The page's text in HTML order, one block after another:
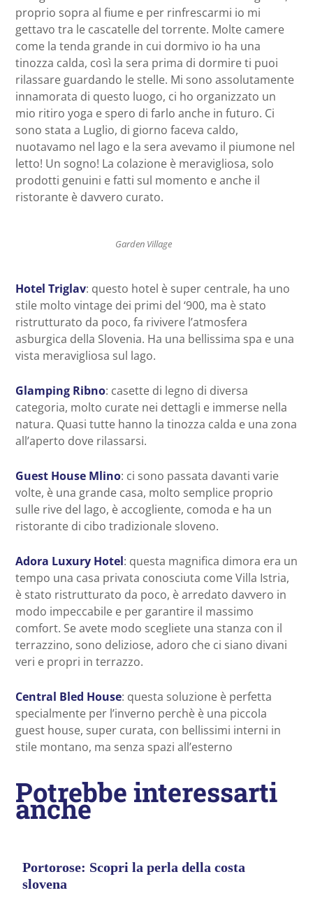
proprio sopra al fiume e per rinfrescarmi io mi
gettavo tra le cascatelle del torrente. Molte camere
come la tenda grande in cui dormivo io ha una
tinozza calda, così la sera prima di dormire ti puoi
rilassare guardando le stelle. Mi sono assolutamente
innamorata di questo luogo, ci ho organizzato un
mio ritiro yoga e spero di farlo anche in futuro. Ci
sono stata a Luglio, di giorno faceva caldo,
nuotavamo nel lago e la sera avevamo il piumone nel
letto! Un sogno! La colazione è meravigliosa, solo
prodotti genuini e fatti sul momento e anche il
ristorante è davvero curato.
Garden Village
Hotel Triglav: questo hotel è super centrale, ha uno
stile molto vintage dei primi del ‘900, ma è stato
ristrutturato da poco, fa rivivere l’atmosfera
asburgica della Slovenia. Ha una bellissima spa e una
vista meravigliosa sul lago.
Glamping Ribno: casette di legno di diversa
categoria, molto curate nei dettagli e immerse nella
natura. Quasi tutte hanno la tinozza calda e una zona
all’aperto dove rilassarsi.
Guest House Mlino: ci sono passata davanti varie
volte, è una grande casa, molto semplice proprio
sulle rive del lago, è accogliente, comoda e ha un
ristorante di cibo tradizionale sloveno.
Adora Luxury Hotel: questa magnifica dimora era un
tempo una casa privata conosciuta come Villa Istria,
è stato ristrutturato da poco, è arredato davvero in
modo impeccabile e per garantire il massimo
comfort. Se avete modo scegliete una stanza con il
terrazzino, sono deliziose, adoro che ci siano divani
veri e propri in terrazzo.
Central Bled House: questa soluzione è perfetta
specialmente per l’inverno perchè è una piccola
guest house, super curata, con bellissimi interni in
stile montano, ma senza spazi all’esterno
Potrebbe interessarti
anche
Portorose: Scopri la perla della costa
slovena